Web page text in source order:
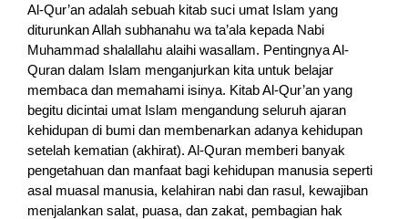
Al-Qur’an adalah sebuah kitab suci umat Islam yang
diturunkan Allah subhanahu wa ta’ala kepada Nabi
Muhammad shalallahu alaihi wasallam. Pentingnya Al-
Quran dalam Islam menganjurkan kita untuk belajar
membaca dan memahami isinya. Kitab Al-Qur’an yang
begitu dicintai umat Islam mengandung seluruh ajaran
kehidupan di bumi dan membenarkan adanya kehidupan
setelah kematian (akhirat). Al-Quran memberi banyak
pengetahuan dan manfaat bagi kehidupan manusia seperti
asal muasal manusia, kelahiran nabi dan rasul, kewajiban
menjalankan salat, puasa, dan zakat, pembagian hak